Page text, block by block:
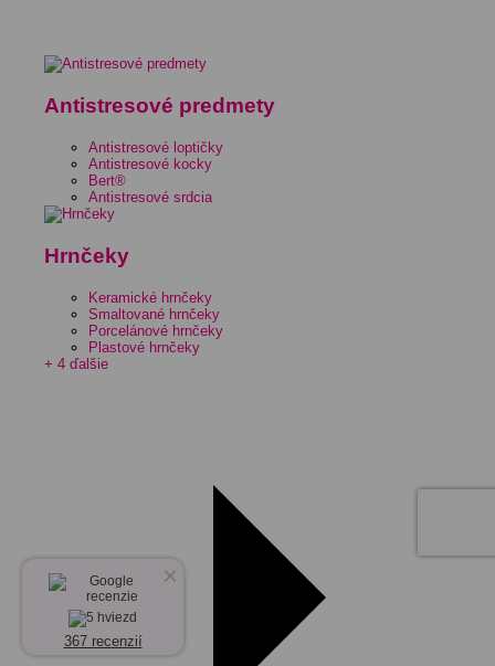
Antistresové predmety
Antistresové loptičky
Antistresové kocky
Bert®
Antistresové srdcia
Hrnčeky
Keramické hrnčeky
Smaltované hrnčeky
Porcelánové hrnčeky
Plastové hrnčeky
+ 4 ďalšie
×
367 recenzií